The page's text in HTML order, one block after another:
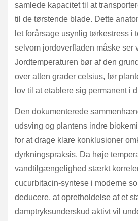
samlede kapacitet til at
til de tørstende blade. Dette
let forårsage usynlig tørkestress i
selvom jordoverfladen måske ser
Jordtemperaturen bør af den
over atten grader celsius, før
lov til at etablere sig permanent i
Den dokumenterede
udsving og plantens indre
for at drage klare konklusioner
dyrkningspraksis. Da høje
vandtilgængelighed stærkt
cucurbitacin-syntese i moderne
deducere, at opretholdelse af et
damptryksunderskud aktivt vil